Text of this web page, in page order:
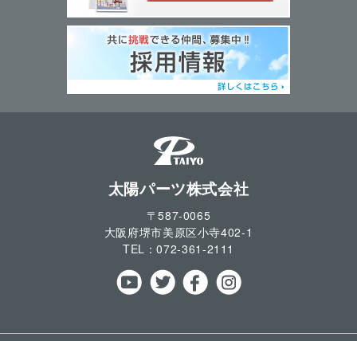
太陽パーツ株式会社
〒587-0065
大阪府堺市美原区小寺402-1
TEL：072-361-2111